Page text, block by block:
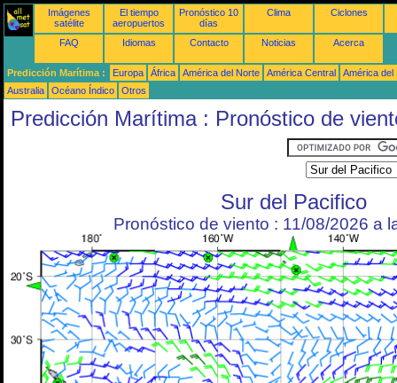
Imágenes
satélite
El tiempo
aeropuertos
Pronóstico 10
días
Clima Ciclones
FAQ Idiomas Contacto Noticias Acerca
Predicción Marítima : Europa África América del Norte América Central
América del
Australia
Océano Índico Otros
Predicción Marítima : Pronóstico de
Sur del Pacifico
Pronóstico de viento : 11/08/2026 a